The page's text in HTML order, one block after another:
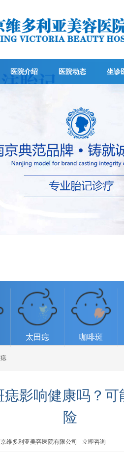
医院介绍 医院动态 坐诊
太田痣 咖啡斑
痣影响健康吗？
险
维多利亚美容医院有限公司 立即咨询